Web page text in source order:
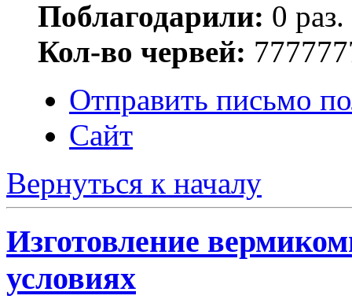
Поблагодарили: 0 раз.
Кол-во червей:
Отправить письмо
Сайт
Вернуться к началу
Изготовление
условиях